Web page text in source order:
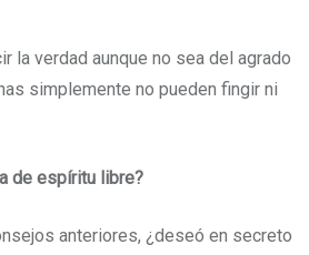
la verdad aunque no sea del agrado
simplemente no pueden fingir ni
de espíritu libre?
anteriores, ¿deseó en secreto